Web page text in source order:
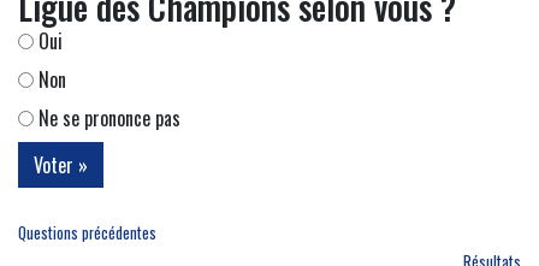
Oui
Non
Ne se prononce pas
Questions précédentes